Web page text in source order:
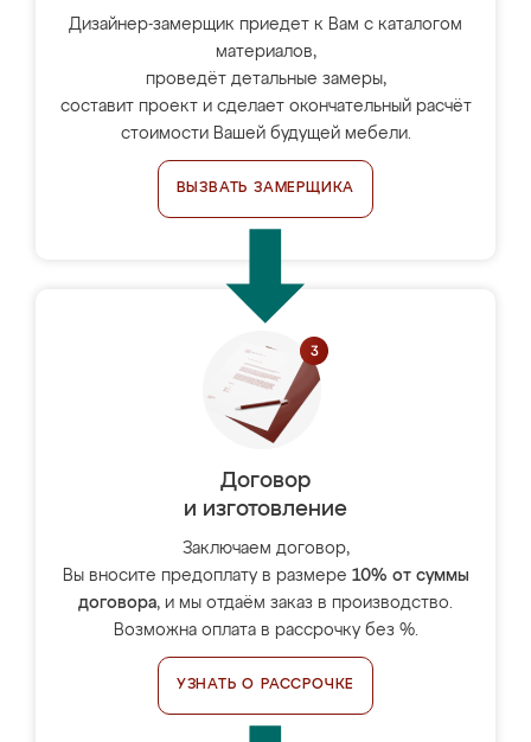
Дизайнер-замерщик приедет к Вам с каталогом
материалов,
проведёт детальные замеры,
составит проект и сделает окончательный расчёт
стоимости Вашей будущей мебели.
ВЫЗВАТЬ ЗАМЕРЩИКА
Договор
и изготовление
Заключаем договор,
Вы вносите предоплату в размере 10% от суммы
договора, и мы отдаём заказ в производство.
Возможна оплата в рассрочку без %.
УЗНАТЬ О РАССРОЧКЕ